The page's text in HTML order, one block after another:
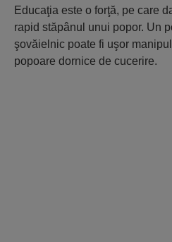
Educaţia este o forţă, pe care
rapid stăpânul unui popor. Un
şovăielnic poate fi uşor
popoare dornice de cucerire.